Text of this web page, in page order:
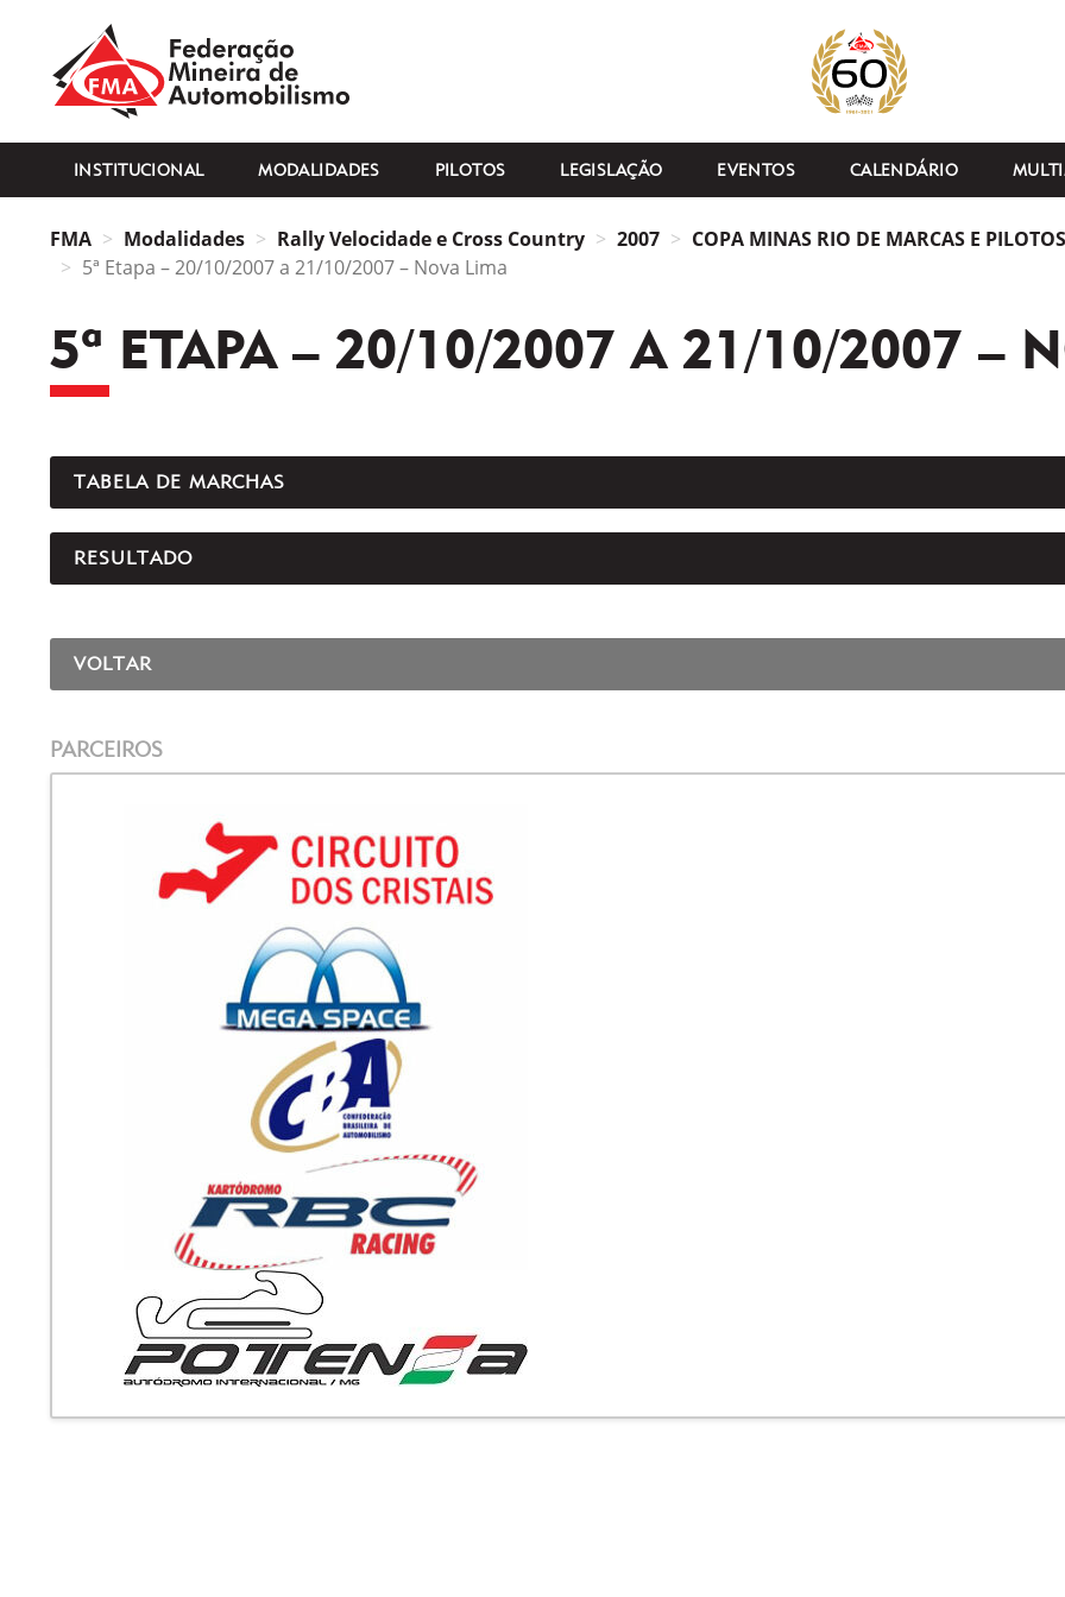
INSTITUCIONAL MODALIDADES PILOTOS LEGISLAÇÃO EVENTOS CALENDÁRIO
FMA Modalidades Rally Velocidade e Cross Country 2007
COPA MINAS RIO DE MARCAS E
5ª Etapa – 20/10/2007 a 21/10/2007 – Nova Lima
5ª ETAPA – 20/10/2007 A 21/10/2007 –
TABELA DE MARCHAS
RESULTADO
VOLTAR
PARCEIROS